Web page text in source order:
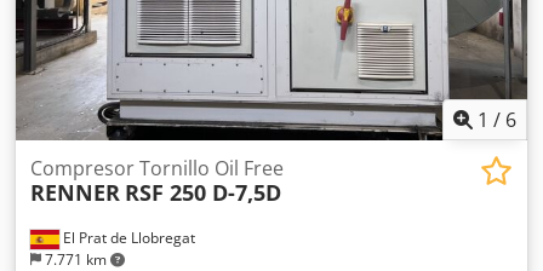
1 / 6
El Prat de Llobregat
7.771 km
Compresor Tornillo Oil Free
RENNER RSF 250 D-7,5D